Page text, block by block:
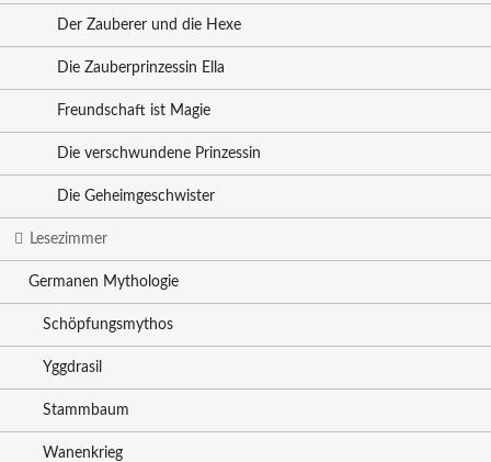
Der Zauberer und die Hexe
Die Zauberprinzessin Ella
Freundschaft ist Magie
Die verschwundene Prinzessin
Die Geheimgeschwister
Lesezimmer
Germanen Mythologie
Schöpfungsmythos
Yggdrasil
Stammbaum
Wanenkrieg